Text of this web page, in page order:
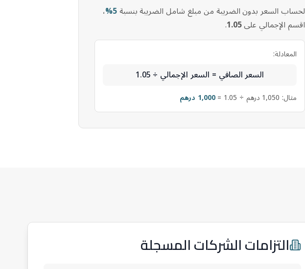
لحساب السعر بدون الضريبة من مبلغ شامل الضريبة بنسبة5% ،
اقسم الإجمالي على1.05
.
المعادلة:
السعر الصافي = السعر الإجمالي ÷ 1.05
مثال: 1,050 درهم ÷ 1.05 = 1,000 درهم
التزامات الشركات المسجلة